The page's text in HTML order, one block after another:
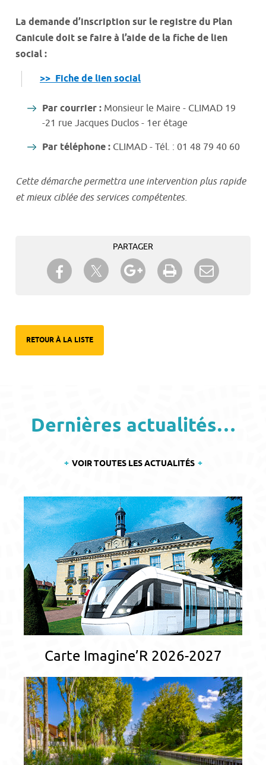
La demande d’inscription sur le registre du Plan
Canicule doit se faire à l’aide de la fiche de lien
social :
>> Fiche de lien social
Par courrier : Monsieur le Maire - CLIMAD 19
-21 rue Jacques Duclos - 1er étage
Par téléphone : CLIMAD - Tél. : 01 48 79 40 60
Cette démarche permettra une intervention plus rapide
et mieux ciblée des services compétentes.
PARTAGER
Partager sur Facebook
Partager sur TwitterPartager sur Google+
Imprimer
RETOUR À LA LISTE
Dernières actualités…
VOIR TOUTES LES ACTUALITÉS
Carte Imagine’R 2026-2027